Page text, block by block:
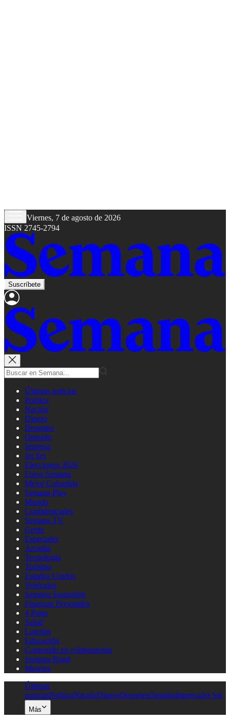
Viernes, 7 de agosto de 2026
ISSN 2745-2794
Suscríbete
Últimas noticias
Política
Nación
Dinero
Deportes
Opinión
Impresa
Jet Set
Elecciones 2026
Foros Semana
Mejor Colombia
Semana Play
Mundo
Confidenciales
Semana TV
Gente
Especiales
Arcadia
Tecnología
Turismo
Estados Unidos
Vehículos
Semana Sostenible
Finanzas Personales
4 Patas
Salud
Loterías
Educación
Contenido en colaboración
Semana Rural
Mujeres
Últimas
noticiasPolíticaNaciónDineroDeportesOpiniónImpresaJet Set
Más